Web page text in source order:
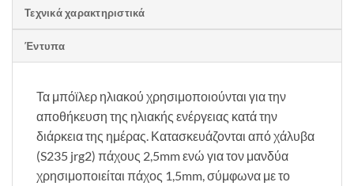
Τεχνικά χαρακτηριστικά
Έντυπα
Τα μπόϊλερ ηλιακού χρησιμοποιούνται για την
αποθήκευση της ηλιακής ενέργειας κατά την
διάρκεια της ημέρας. Κατασκευάζονται από χάλυβα
(S235 jrg2) πάχους 2,5mm ενώ για τον μανδύα
χρησιμοποιείται πάχος 1,5mm, σύμφωνα με το